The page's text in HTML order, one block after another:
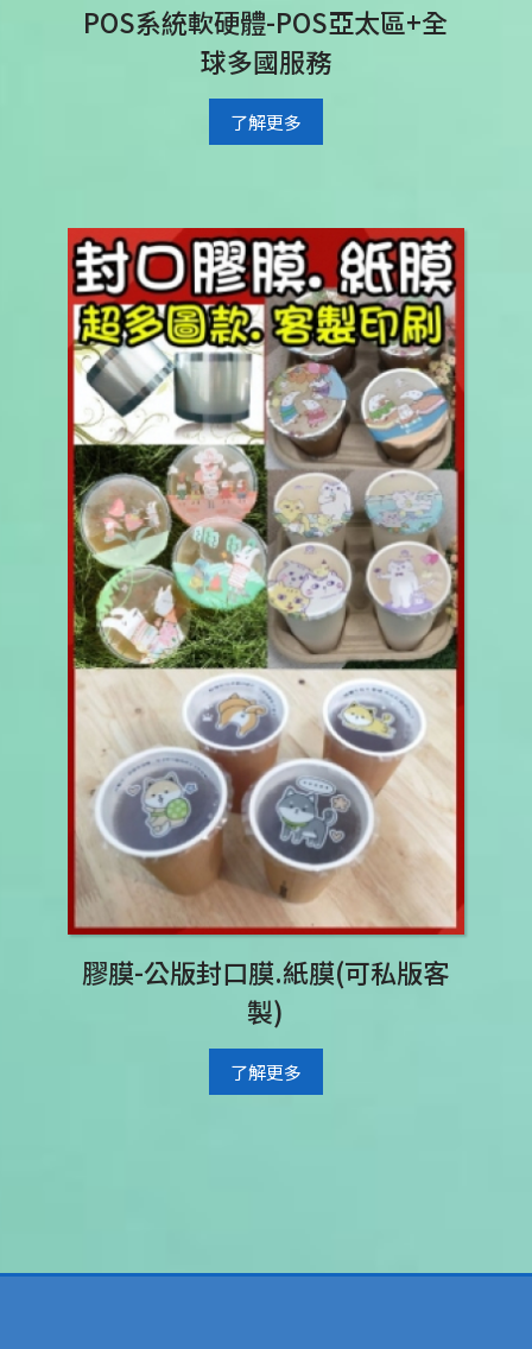
POS系統軟硬體-POS亞太區+全
球多國服務
了解更多
膠膜-公版封口膜.紙膜(可私版客
製)
了解更多